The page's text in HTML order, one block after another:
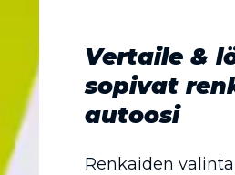
Vertaile &
sopivat
autoosi
Renkaiden